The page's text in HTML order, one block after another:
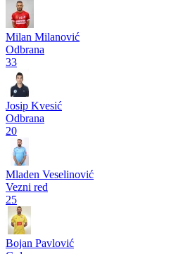
Milan Milanović
Odbrana
33
Josip Kvesić
Odbrana
20
Mladen Veselinović
Vezni red
25
Bojan Pavlović